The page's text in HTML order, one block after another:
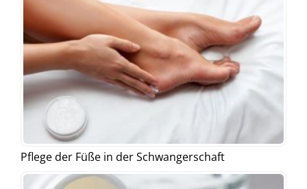
Pflege der Füße in der Schwangerschaft